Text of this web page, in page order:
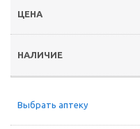
Выбрать аптеку